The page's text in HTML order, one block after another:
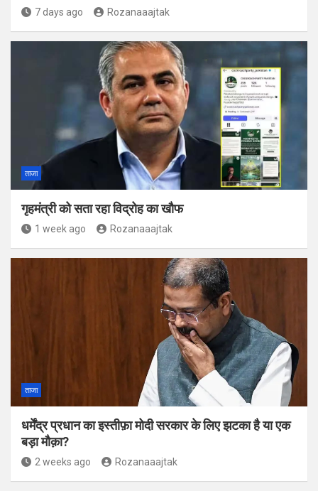
7 days ago Rozanaaajtak
ताजा
गृहमंत्री को सता रहा विद्रोह का खौफ
1 week ago Rozanaaajtak
ताजा
धर्मेंद्र प्रधान का इस्तीफ़ा मोदी सरकार के लिए झटका है या एक
बड़ा मौक़ा?
2 weeks ago Rozanaaajtak